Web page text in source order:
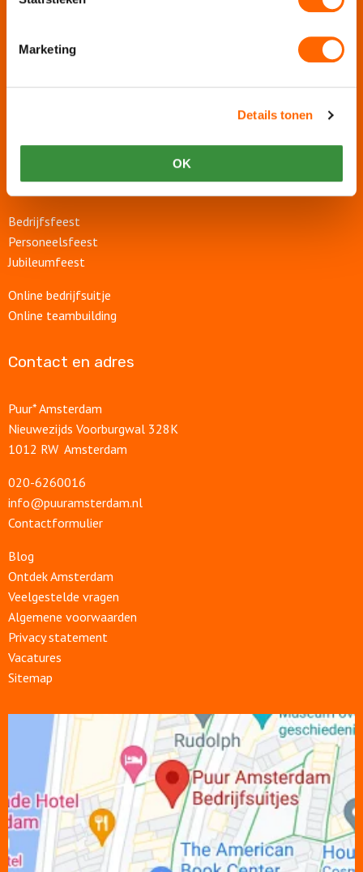
Marketing
Details tonen
OK
Rondvaart
Teambuilding
Bedrijfsfeest
Personeelsfeest
Jubileumfeest
Online bedrijfsuitje
Online teambuilding
Contact en adres
Puur* Amsterdam
Nieuwezijds Voorburgwal 328K
1012 RW Amsterdam
020-6260016
info@puuramsterdam.nl
Contactformulier
Blog
Ontdek Amsterdam
Veelgestelde vragen
Algemene voorwaarden
Privacy statement
Vacatures
Sitemap